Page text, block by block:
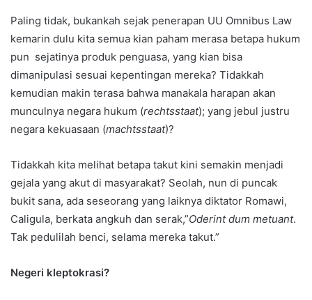
Paling tidak, bukankah sejak penerapan UU Omnibus Law
kemarin dulu kita semua kian paham merasa betapa hukum
pun sejatinya produk penguasa, yang kian bisa
dimanipulasi sesuai kepentingan mereka? Tidakkah
kemudian makin terasa bahwa manakala harapan akan
munculnya negara hukum (rechtsstaat); yang jebul justru
negara kekuasaan (machtsstaat)?
Tidakkah kita melihat betapa takut kini semakin menjadi
gejala yang akut di masyarakat? Seolah, nun di puncak
bukit sana, ada seseorang yang laiknya diktator Romawi,
Caligula, berkata angkuh dan serak,”Oderint dum metuant.
Tak pedulilah benci, selama mereka takut.”
Negeri kleptokrasi?